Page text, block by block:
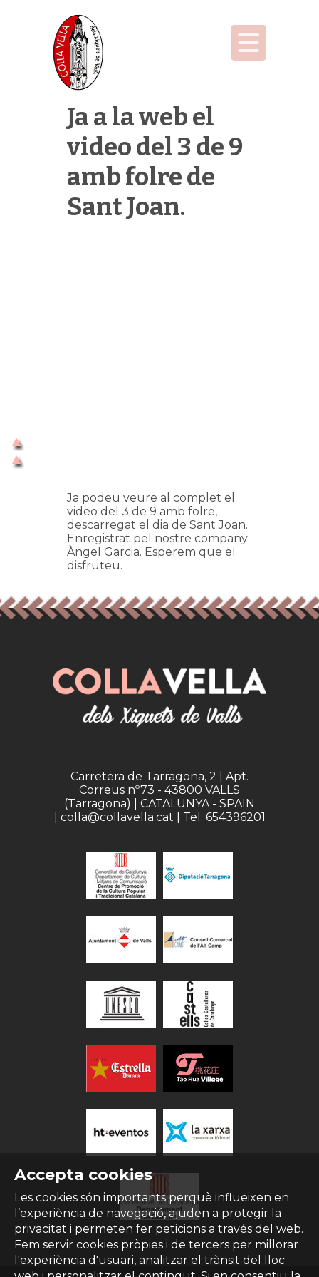
Ja a la web el
video del 3 de 9
amb folre de
Sant Joan.
Ja podeu veure al complet el
video del 3 de 9 amb folre,
descarregat el dia de Sant Joan.
Enregistrat pel nostre company
Àngel Garcia. Esperem que el
disfruteu.
Accepta cookies
Les cookies són importants perquè influeixen en
l’experiència de navegació, ajuden a protegir la
privacitat i permeten fer peticions a través del web.
Fem servir cookies pròpies i de tercers per millorar
l'experiència d'usuari, analitzar el trànsit del lloc
Carretera de Tarragona, 2 | Apt.
Correus nº73 - 43800 VALLS
(Tarragona) | CATALUNYA - SPAIN
| colla@collavella.cat | Tel. 654396201